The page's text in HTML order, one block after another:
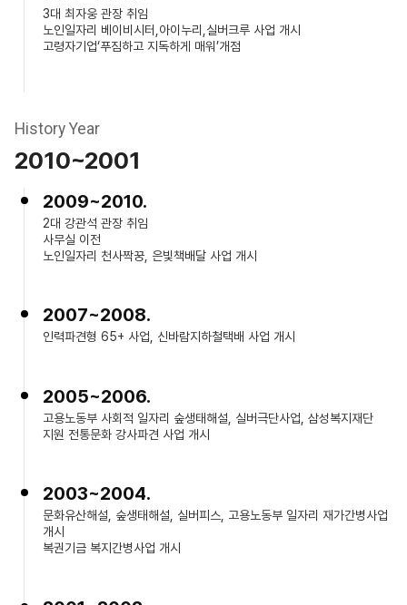
3대 최자웅 관장 취임
노인일자리 베이비시터,아이누리,실버크루 사업 개시
고령자기업‘푸짐하고 지독하게 매워’개점
History Year
2010~2001
2009~2010.
2대 강관석 관장 취임
사무실 이전
노인일자리 천사짝꿍, 은빛책배달 사업 개시
2007~2008.
인력파견형 65+ 사업, 신바람지하철택배 사업 개시
2005~2006.
고용노동부 사회적 일자리 숲생태해설, 실버극단사업, 삼성복지재단
지원 전통문화 강사파견 사업 개시
2003~2004.
문화유산해설, 숲생태해설, 실버피스, 고용노동부 일자리 재가간병사업
개시
복권기금 복지간병사업 개시